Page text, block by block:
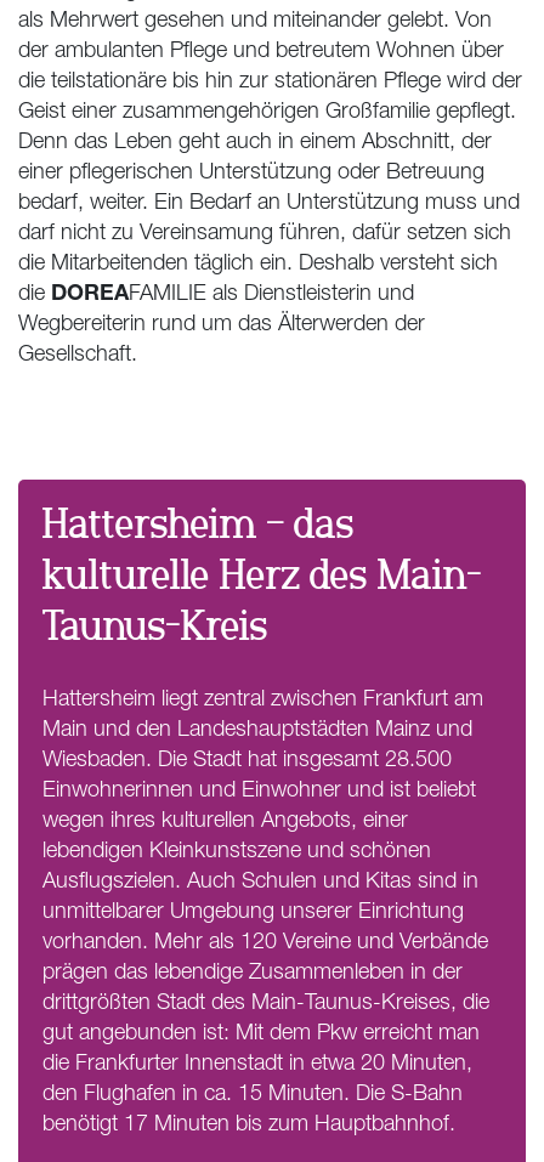
als Mehrwert gesehen und miteinander gelebt. Von
der ambulanten Pflege und betreutem Wohnen über
die teilstationäre bis hin zur stationären Pflege wird der
Geist einer zusammengehörigen Großfamilie gepflegt.
Denn das Leben geht auch in einem Abschnitt, der
einer pflegerischen Unterstützung oder Betreuung
bedarf, weiter. Ein Bedarf an Unterstützung muss und
darf nicht zu Vereinsamung führen, dafür setzen sich
die Mitarbeitenden täglich ein. Deshalb versteht sich
die DOREAFAMILIE als Dienstleisterin und
Wegbereiterin rund um das Älterwerden der
Gesellschaft.
Hattersheim – das
kulturelle Herz des Main-
Taunus-Kreis
Hattersheim liegt zentral zwischen Frankfurt am
Main und den Landeshauptstädten Mainz und
Wiesbaden. Die Stadt hat insgesamt 28.500
Einwohnerinnen und Einwohner und ist beliebt
wegen ihres kulturellen Angebots, einer
lebendigen Kleinkunstszene und schönen
Ausflugszielen. Auch Schulen und Kitas sind in
unmittelbarer Umgebung unserer Einrichtung
vorhanden. Mehr als 120 Vereine und Verbände
prägen das lebendige Zusammenleben in der
drittgrößten Stadt des Main-Taunus-Kreises, die
gut angebunden ist: Mit dem Pkw erreicht man
die Frankfurter Innenstadt in etwa 20 Minuten,
den Flughafen in ca. 15 Minuten. Die S-Bahn
benötigt 17 Minuten bis zum Hauptbahnhof.